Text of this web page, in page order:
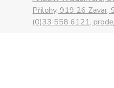
Přílohy, 919 26 Zavar,
(0)33 558 6121,